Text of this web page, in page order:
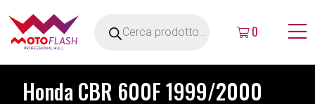
0
Honda CBR 600F 1999/2000